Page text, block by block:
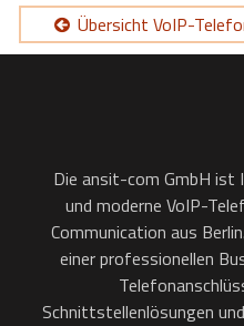
Übersicht VoIP-
Die ansit-com GmbH ist
und moderne VoIP-
Communication aus
einer professionellen
Schnittstellenlösungen